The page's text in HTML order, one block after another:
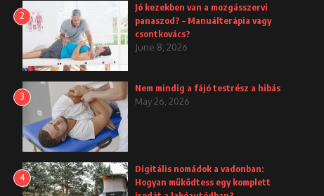
2
Jó kezekben van a mozgásszervi
panaszod? – Manuálterápia vagy
csontkovács?
June 8, 2026
3
Nem mindig a fájó testrész a hibás
May 26, 2026
4
Digitális nomádok a vadonban:
Hogyan működtess egy komplett